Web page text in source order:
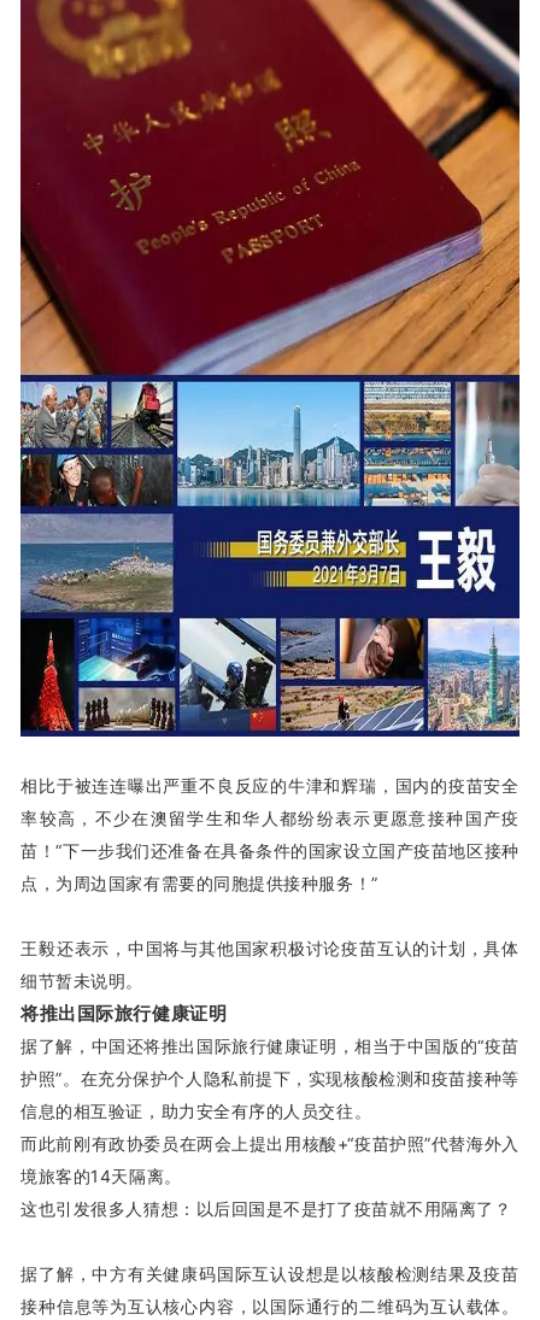
相比于被连连曝出严重不良反应的牛津和辉瑞，国内的疫苗安全
率较高，不少在澳留学生和华人都纷纷表示更愿意接种国产疫
苗！“下一步我们还准备在具备条件的国家设立国产疫苗地区接种
点，为周边国家有需要的同胞提供接种服务！”
王毅还表示，中国将与其他国家积极讨论疫苗互认的计划，具体
细节暂未说明。
将推出国际旅行健康证明
据了解，中国还将推出国际旅行健康证明 ，相当于中国版的“疫苗
护照”。 在充分保护个人隐私前提下，实现核酸检测和疫苗接种等
信息的相互验证，助力安全有序的人员交往。
而此前刚有政协委员在两会上提出用核酸+“疫苗护照”代替海外入
境旅客的14天隔离。
这也引发很多人猜想：以后回国是不是打了疫苗就不用隔离了？
据了解，中方有关健康码国际互认设想是以核酸检测结果及疫苗
接种信息等为互认核心内容，以国际通行的二维码为互认载体。